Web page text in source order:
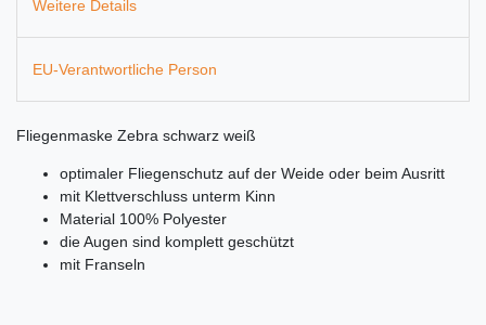
Weitere Details
EU-Verantwortliche Person
Fliegenmaske Zebra schwarz weiß
optimaler Fliegenschutz auf der Weide oder beim Ausritt
mit Klettverschluss unterm Kinn
Material 100% Polyester
die Augen sind komplett geschützt
mit Franseln